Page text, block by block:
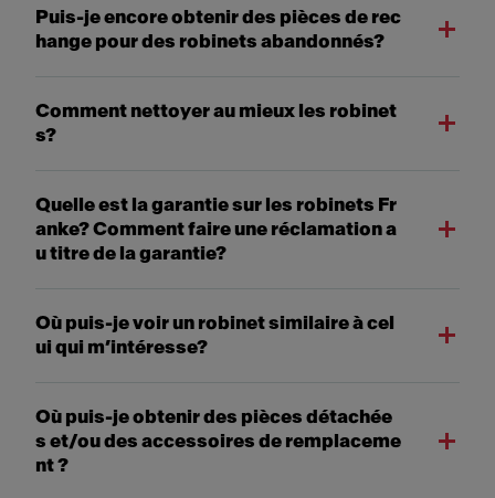
Puis-je encore obtenir des pièces de rec
hange pour des robinets abandonnés?
Comment nettoyer au mieux les robinet
s?
Quelle est la garantie sur les robinets Fr
anke? Comment faire une réclamation a
u titre de la garantie?
Où puis-je voir un robinet similaire à cel
ui qui m’intéresse?
Où puis-je obtenir des pièces détachée
s et/ou des accessoires de remplaceme
nt ?